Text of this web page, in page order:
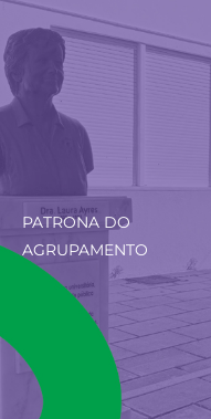
PATRONA DO
AGRUPAMENTO